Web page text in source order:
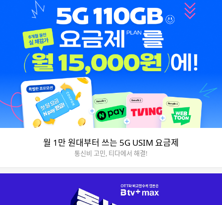
월 1만 원대부터 쓰는 5G USIM 요금제
통신비 고민, 티다에서 해결!